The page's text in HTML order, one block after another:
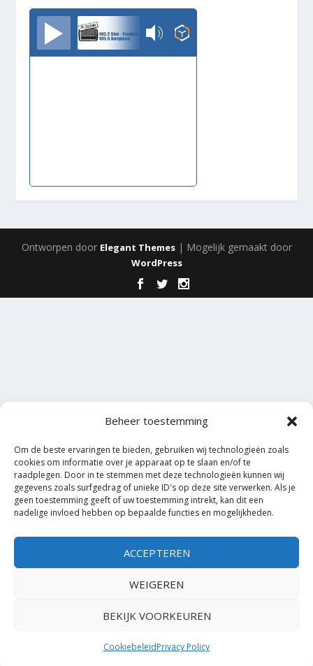
Beheer toestemming
Om de beste ervaringen te bieden, gebruiken wij technologieën zoals
cookies om informatie over je apparaat op te slaan en/of te
raadplegen. Door in te stemmen met deze technologieën kunnen wij
gegevens zoals surfgedrag of unieke ID's op deze site verwerken. Als je
geen toestemming geeft of uw toestemming intrekt, kan dit een
nadelige invloed hebben op bepaalde functies en mogelijkheden.
ACCEPTEREN
WEIGEREN
BEKIJK VOORKEUREN
CookiebeleidPrivacy Policy
TrudoFM
Ontworpen door Elegant Themes| Mogelijk gemaakt door
WordPress